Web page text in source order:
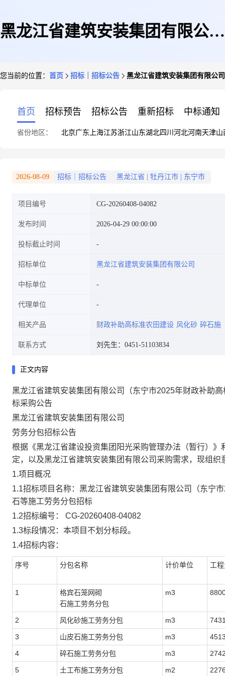
黑龙江省建筑安装集团有限公司
砂、山皮石等施工劳务分包招标
采购公告
您当前的位置： 首页 招标｜招标公告 黑龙江省建筑安装集团有限公
首页 招标预告 招标公告 重新招标 中标通知
省份地区： 北京广东 上海江苏浙江山东湖北四川 河北河南天津山
2026-08-09 招标｜招标公告 黑龙江省 牡丹江市 东宁市
项目编号 CG-20260408-04082
发布时间 2026-04-29 00:00:00
投标截止时间
招标单位 黑龙江省建筑安装集团有限公司
中标单位
代理单位
相关产品 财政补助高标准农田建设 风化砂 碎石施
联系方式 刘先生：0451-51103834
正文内容
黑龙江省建筑安装集团有限公司（东宁市2025年财政补助
标采购公告
黑龙江省建筑安装集团有限公司
劳务分包招标公告
根据《黑龙江省建设投资集团阳光采购管理办法（暂行）》
定， 以及黑龙江省建筑安装集团有限公司采购需求， 现组织
1.项目概况
1.1招标项目名称： 黑龙江省建筑安装集团有限公司（东宁市
石等施工劳务分包招标
1.2招标编号：
CG-20260408-04082
1.3标段情况：本项目不划分标段。
1.4招标内容：
序号 分包名称 计价单位 工
1
格宾石笼网砌
石施工劳务分包
m3
2 风化砂施工劳务分包 m3
3 山皮石施工劳务分包 m3
4 碎石施工劳务分包 m3
5 土工布施工劳务分包 m2